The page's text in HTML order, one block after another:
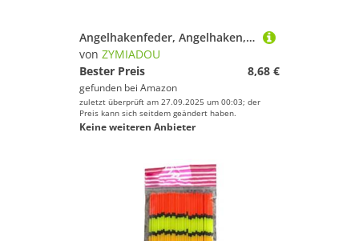
Angelhakenfeder, Angelhaken, Feder, 6 Schnüre, für Süß- und Salzwasser, quadratische Form
von ZYMIADOU
Bester Preis
8,68 €
gefunden bei Amazon
zuletzt überprüft am 27.09.2025 um 00:03; der
Preis kann sich seitdem geändert haben.
Keine weiteren Anbieter